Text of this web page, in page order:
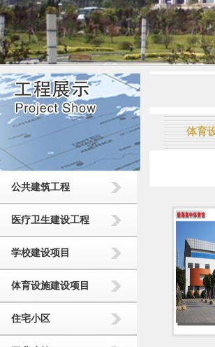
公共建筑工程
医疗卫生建设工程
学校建设项目
体育设施建设项目
住宅小区
体育